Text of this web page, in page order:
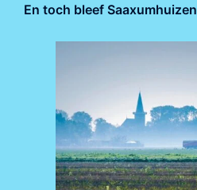
En toch bleef Saaxumhuizen